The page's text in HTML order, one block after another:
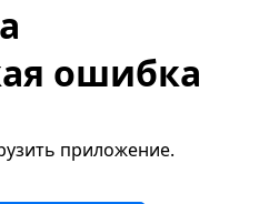
ошибка
приложение.